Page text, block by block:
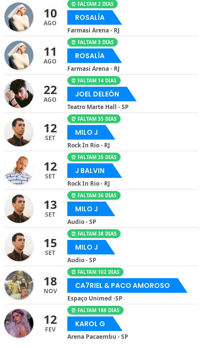
10
AGO
⏰ FALTAM 2 DIAS
ROSALÍA
Farmasi Arena - RJ
11
AGO
⏰ FALTAM 3 DIAS
ROSALÍA
Farmasi Arena - RJ
22
AGO
⏰ FALTAM 14 DIAS
JOEL DELEÓN
Teatro Marte Hall - SP
12
SET
⏰ FALTAM 35 DIAS
MILO J
Rock In Rio - RJ
12
SET
⏰ FALTAM 35 DIAS
J BALVIN
Rock In Rio - RJ
13
SET
⏰ FALTAM 36 DIAS
MILO J
Audio - SP
15
SET
⏰ FALTAM 38 DIAS
MILO J
Audio - SP
18
NOV
⏰ FALTAM 102 DIAS
CA7RIEL & PACO AMOROSO
Espaço Unimed -SP
12
FEV
⏰ FALTAM 188 DIAS
KAROL G
Arena Pacaembu - SP